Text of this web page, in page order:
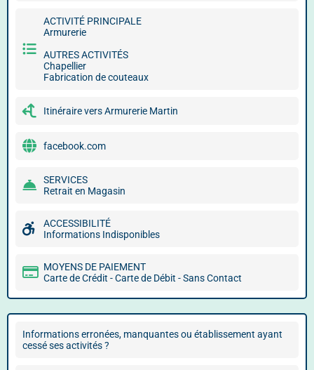
ACTIVITÉ PRINCIPALE
Armurerie
AUTRES ACTIVITÉS
Chapellier
Fabrication de couteaux
Itinéraire vers Armurerie Martin
facebook.com
SERVICES
Retrait en Magasin
ACCESSIBILITÉ
Informations Indisponibles
MOYENS DE PAIEMENT
Carte de Crédit - Carte de Débit - Sans Contact
Informations erronées, manquantes ou établissement ayant
cessé ses activités ?